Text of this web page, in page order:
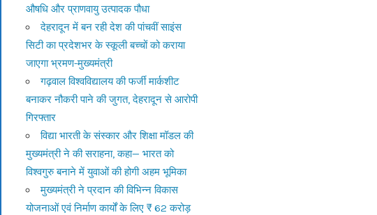
औषधि और प्राणवायु उत्पादक पौधा
देहरादून में बन रही देश की पांचवीं साइंस
सिटी का प्रदेशभर के स्कूली बच्चों को कराया
जाएगा भ्रमण-मुख्यमंत्री
गढ़वाल विश्वविद्यालय की फर्जी मार्कशीट
बनाकर नौकरी पाने की जुगत, देहरादून से आरोपी
गिरफ्तार
विद्या भारती के संस्कार और शिक्षा मॉडल की
मुख्यमंत्री ने की सराहना, कहा— भारत को
विश्वगुरु बनाने में युवाओं की होगी अहम भूमिका
मुख्यमंत्री ने प्रदान की विभिन्न विकास
योजनाओं एवं निर्माण कार्यों के लिए ₹ 62 करोड़